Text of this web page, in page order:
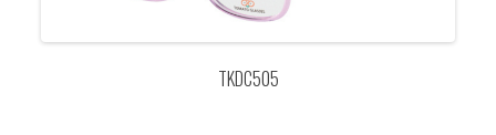
TKDC505